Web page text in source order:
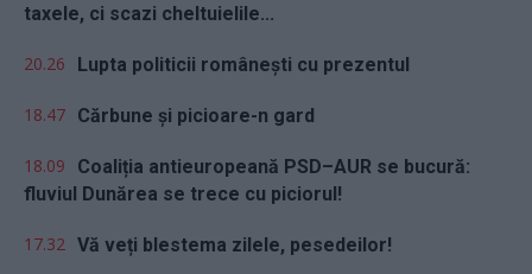
taxele, ci scazi cheltuielile...
20.26 Lupta politicii românești cu prezentul
18.47 Cărbune și picioare-n gard
18.09
Coaliția antieuropeană PSD–AUR se bucură:
fluviul Dunărea se trece cu piciorul!
17.32 Vă veți blestema zilele, pesedeilor!